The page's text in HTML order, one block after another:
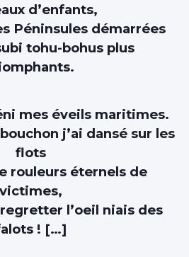
d’enfants,
Péninsules démarrées
tohu-bohus plus
mes éveils maritimes.
j’ai dansé sur les
flots
rouleurs éternels de
victimes,
l’oeil niais des
! […]